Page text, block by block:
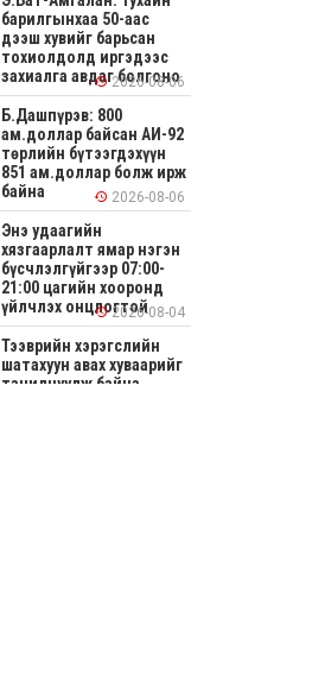
барилгынхаа 50-аас
дээш хувийг барьсан
тохиолдолд иргэдээс
захиалга авдаг болгоно
2026-08-06
Б.Дашпүрэв: 800
ам.доллар байсан АИ-92
төрлийн бүтээгдэхүүн
851 ам.доллар болж ирж
байна
2026-08-06
Энэ удаагийн
хязгаарлалт ямар нэгэн
бүсчлэлгүйгээр 07:00-
21:00 цагийн хооронд
үйлчлэх онцлогтой2026-08-04
Тээврийн хэрэгслийн
шатахуун авах хуваарийг
танилцуулж байна